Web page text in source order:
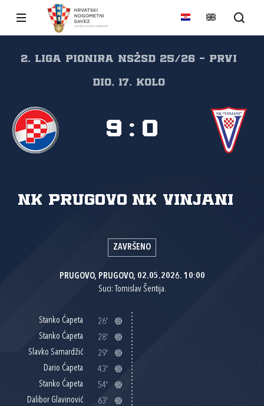
2. liga pionira NSŽSD 25/26 - prvi
dio, 17. kolo
NK Prugovo NK Vinjani
9 : 0
ZAVRŠENO
PRUGOVO, PRUGOVO, 02.05.2026. 10:00
Suci: Tomislav Šentija.
Stanko Ćapeta
26'
Stanko Ćapeta
28'
Slavko Samardžić
29'
Dario Ćapeta
43'
Stanko Ćapeta
54'
Dalibor Glavinović
63'